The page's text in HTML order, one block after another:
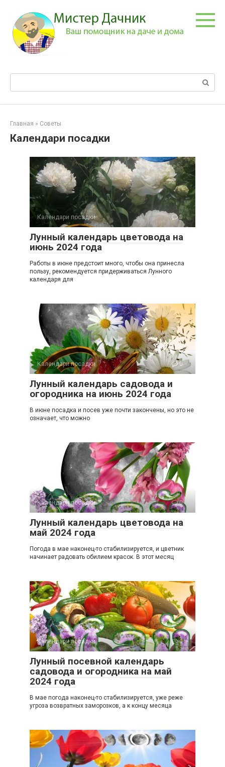
контенту
Главная » Советы
Календари посадки
Календари посадки 0
Лунный календарь цветовода на
июнь 2024 года
Работы в июне предстоит много, чтобы она принесла
пользу, рекомендуется придерживаться Лунного
календаря для
Календари посадки 0
Лунный календарь садовода и
огородника на июнь 2024 года
В июне посадка и посев уже почти закончены, но это не
означает, что можно
Календари посадки 0
Лунный календарь цветовода на
май 2024 года
Погода в мае наконец-то стабилизируется, и цветник
начинает радовать обилием красок. В этот месяц
Календари посадки 0
Лунный посевной календарь
садовода и огородника на май
2024 года
В мае погода наконец-то стабилизируется, уже реже
угроза возвратных заморозков, а к концу месяца